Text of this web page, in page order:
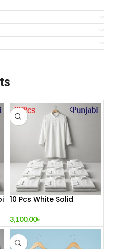
10 Pcs White Solid
3,100.00৳